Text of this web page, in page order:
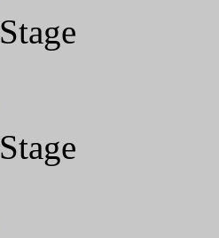
Stage
Stage